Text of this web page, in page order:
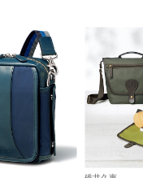
スカーフ／ス
手袋
ベルト